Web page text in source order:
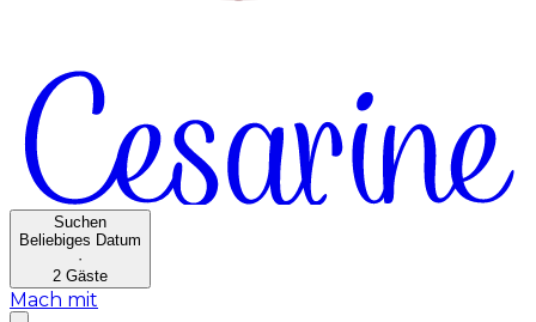
Suchen
Beliebiges Datum
·
2 Gäste
Mach mit